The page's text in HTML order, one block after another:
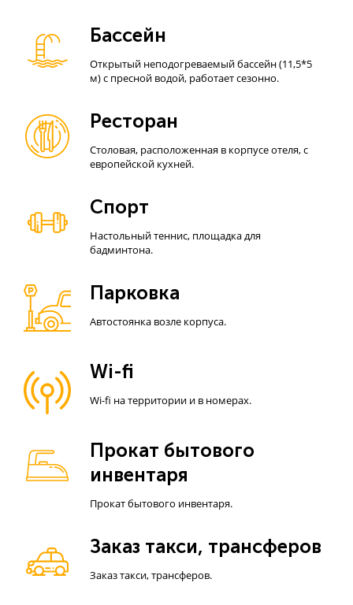
Бассейн
Открытый неподогреваемый бассейн (11,5*5
м) с пресной водой, работает сезонно.
Ресторан
Столовая, расположенная в корпусе отеля, с
европейской кухней.
Спорт
Настольный теннис, площадка для
бадминтона.
Парковка
Автостоянка возле корпуса.
Wi-fi
Wi-fi на территории и в номерах.
Прокат бытового
инвентаря
Прокат бытового инвентаря.
Заказ такси, трансферов
Заказ такси, трансферов.